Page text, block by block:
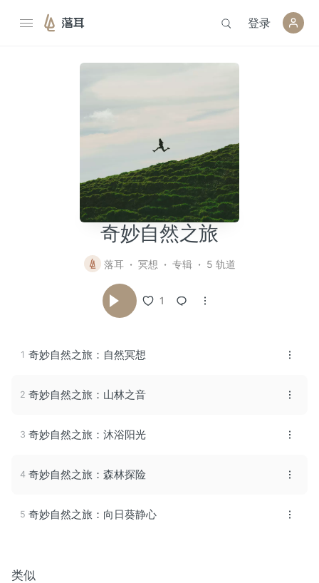
落耳 登录
奇妙自然之旅
落耳 冥想 专辑 5 轨道
1
奇妙自然之旅：自然冥想
奇妙自然之旅：山林之音
奇妙自然之旅：沐浴阳光
奇妙自然之旅：森林探险
奇妙自然之旅：向日葵静心
类似